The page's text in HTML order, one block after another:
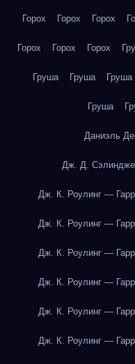
Горох Горох Горох
Горох Горох Горох
Груша Груша Груша
Груша
Даниэль
Дж. Д.
Дж. К. Роулинг —
Дж. К. Роулинг —
Дж. К. Роулинг —
Дж. К. Роулинг —
Дж. К. Роулинг —
Дж. К. Роулинг —